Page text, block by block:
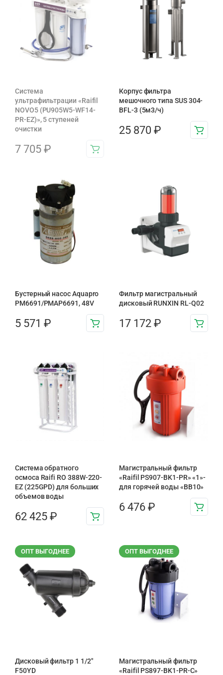
Система
ультрафильтрации «Raifil
NOVO5 (PU905W5-WF14-
PR-EZ)», 5 ступеней
очистки
7 705 ₽
Корпус фильтра
мешочного типа SUS 304-
BFL-3 (5м3/ч)
25 870 ₽
Бустерный насос Aquapro
PM6691/PMAP6691, 48V
5 571 ₽
Фильтр магистральный
дисковый RUNXIN RL-Q02
17 172 ₽
Система обратного
осмоса Raifi RO 388W-220-
EZ (225GPD) для больших
объемов воды
62 425 ₽
Магистральный фильтр
«Raifil PS907-BK1-PR» «1»-
для горячей воды «BB10»
6 476 ₽
ОПТ ВЫГОДНЕЕ
Дисковый фильтр 1 1/2"
F50YD
ОПТ ВЫГОДНЕЕ
Магистральный фильтр
«Raifil PS897-BK1-PR-С»